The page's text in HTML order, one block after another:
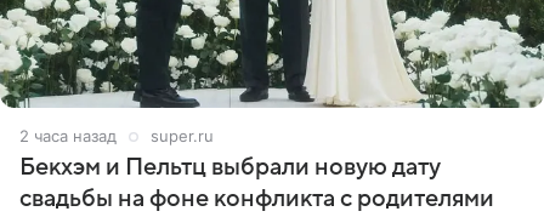
2 часа назад super.ru
Бекхэм и Пельтц выбрали новую дату
свадьбы на фоне конфликта с родителями